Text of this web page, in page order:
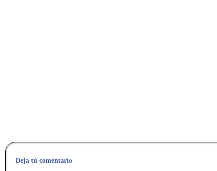
Deja tú comentario